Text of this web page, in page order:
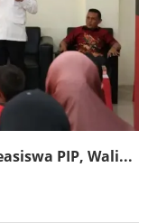
PIP, Wali...